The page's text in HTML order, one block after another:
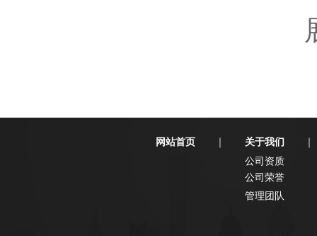
网站首页 关于我们
公司资质
公司荣誉
管理团队